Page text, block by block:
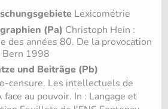
Lexicométrie
(Pa) Christoph Hein :
des années 80. De la provocation
Bern 1998
und Beiträge (Pb)
censure. Les intellectuels de
face au pouvoir. In : Langage et